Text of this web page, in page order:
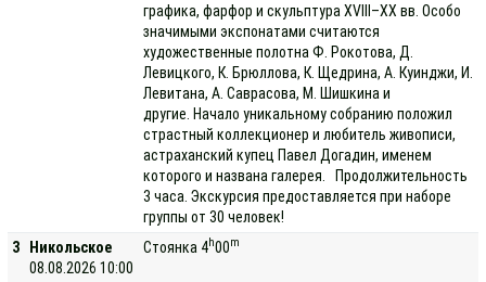
графика, фарфор и скульптура XVIII–XX вв. Особо
значимыми экспонатами считаются
художественные полотна Ф. Рокотова, Д.
Левицкого, К. Брюллова, К. Щедрина, А. Куинджи, И.
Левитана, А. Саврасова, М. Шишкина и
другие. Начало уникальному собранию положил
страстный коллекционер и любитель живописи,
астраханский купец Павел Догадин, именем
которого и названа галерея. Продолжительность
3 часа. Экскурсия предоставляется при наборе
группы от 30 человек!
3
Никольское
08.08.2026 10:00
Стоянка 4h00m